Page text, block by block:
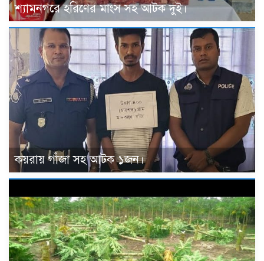
শ্যামনগরে হরিণের মাংস সহ আটক দুই।
কয়রায় গাঁজা সহ আটক ১জন।